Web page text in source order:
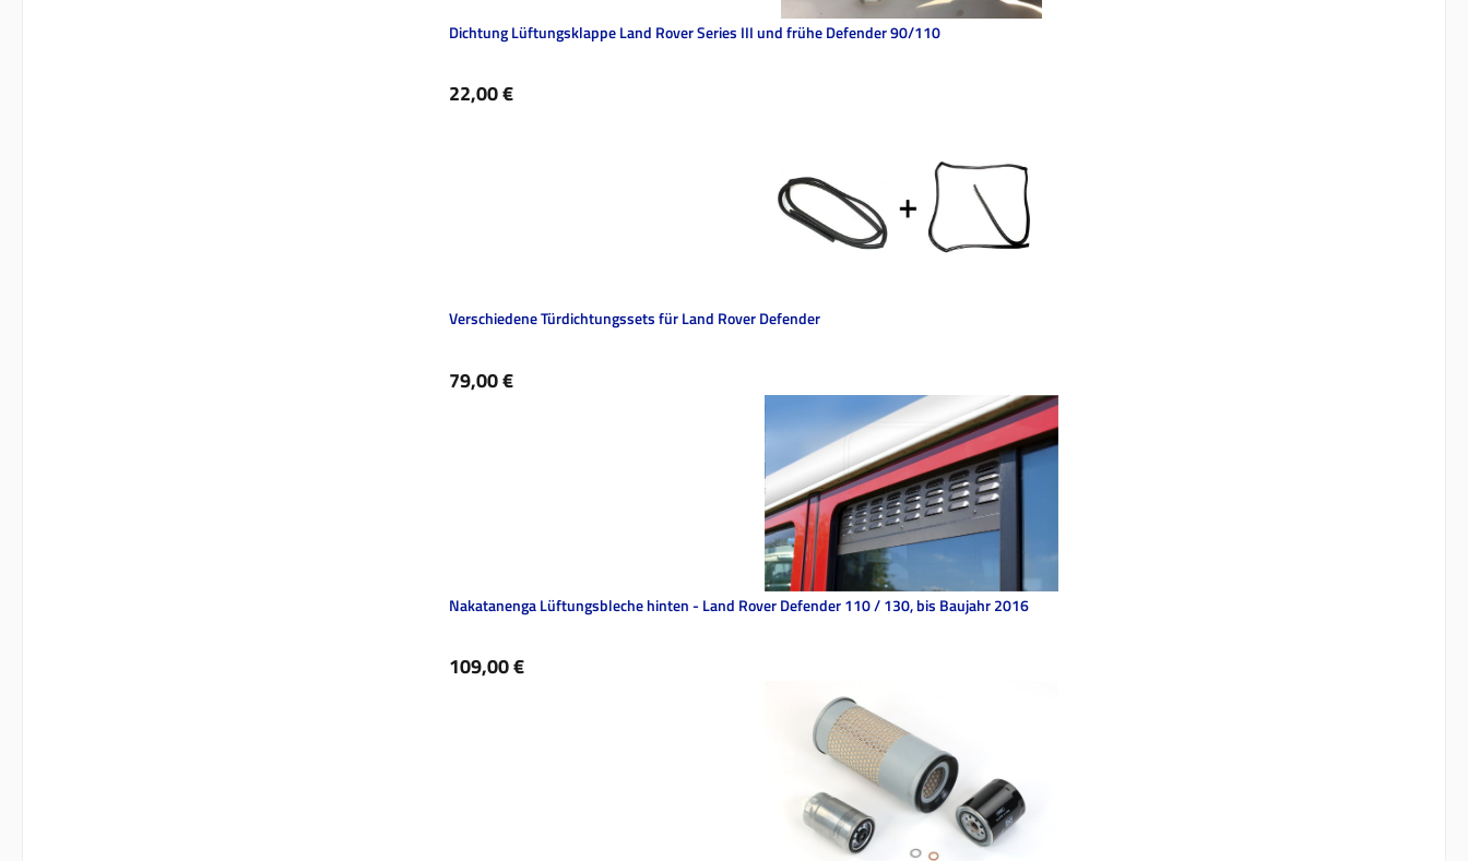
Dichtung Lüftungsklappe Land Rover Series III und frühe Defender 90/110
Regulärer Preis:
22,00 €
Verschiedene Türdichtungssets für Land Rover Defender
Regulärer Preis:
79,00 €
Nakatanenga Lüftungsbleche hinten - Land Rover Defender 110 / 130, bis Baujahr 2016
Regulärer Preis:
109,00 €